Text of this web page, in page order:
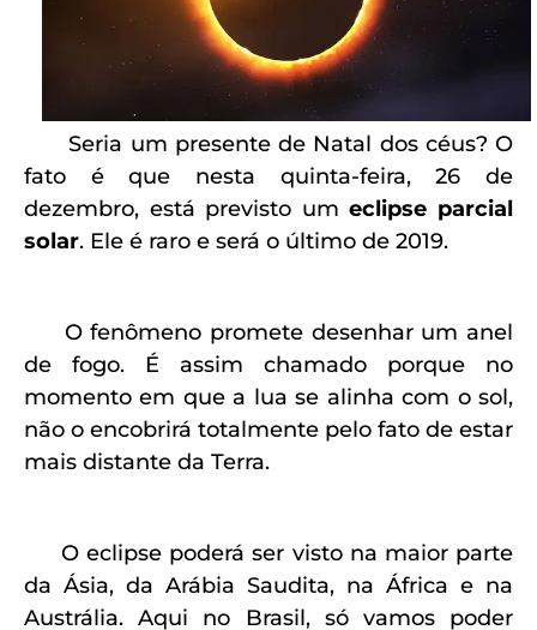
Seria um presente de Natal dos céus? O
fato é que nesta quinta-feira, 26 de
dezembro, está previsto umeclipse parcial
solar. Ele é raro e será o último de 2019.
O fenômeno promete desenhar um anel
de fogo. É assim chamado porque no
momento em que a lua se alinha com o sol,
não o encobrirá totalmente pelo fato de estar
mais distante da Terra.
O eclipse poderá ser visto na maior parte
da Ásia, da Arábia Saudita, na África e na
Austrália. Aqui no Brasil, só vamos poder